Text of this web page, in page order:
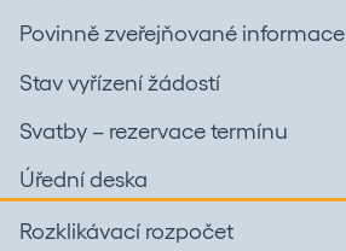
Povinně zveřejňované informace
Stav vyřízení žádostí
Svatby – rezervace termínu
Úřední deska
Rozklikávací rozpočet